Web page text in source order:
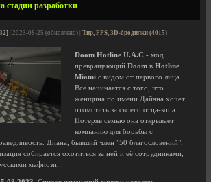
стадии разработки
| 2023-08-25 (обновлено) | Тир, FPS, 3D-бродилки (4015)
Doom Hotline U.A.C - мод
превращающий Doom в Hotline
Miami с видом от первого лица.
Всё начинается с того, что
женщина по имени Дайана хочет
отомстить за своего отца-копа.
Потеряв семью она открывает
компанию для борьбы с
Диана, бывший член "50 благословений",
собирается охотиться за ней и её сотрудниками,
мафиози...